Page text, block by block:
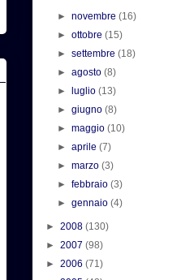
►novembre(16)
►ottobre(15)
►settembre(18)
►agosto(8)
►
luglio(13)
►giugno(8)
►maggio(10)
►aprile(7)
►marzo(3)
►febbraio(3)
►gennaio(4)
► 2008 (130)
► 2007 (98)
► 2006 (71)